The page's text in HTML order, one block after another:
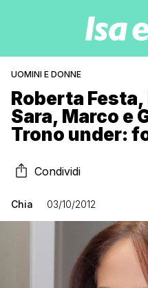
UOMINI E DONNE
Roberta
Sara, Marco e
Trono under:
Condividi
Chia 03/10/2012